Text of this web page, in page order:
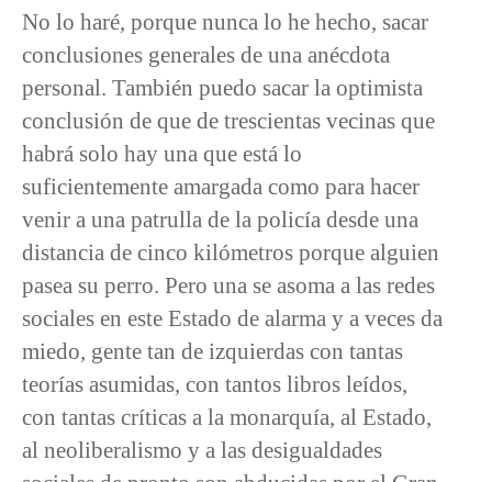
No lo haré, porque nunca lo he hecho, sacar
conclusiones generales de una anécdota
personal. También puedo sacar la optimista
conclusión de que de trescientas vecinas que
habrá solo hay una que está lo
suficientemente amargada como para hacer
venir a una patrulla de la policía desde una
distancia de cinco kilómetros porque alguien
pasea su perro. Pero una se asoma a las redes
sociales en este Estado de alarma y a veces da
miedo, gente tan de izquierdas con tantas
teorías asumidas, con tantos libros leídos,
con tantas críticas a la monarquía, al Estado,
al neoliberalismo y a las desigualdades